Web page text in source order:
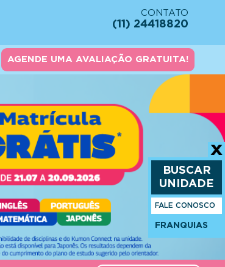
CONTATO
(11) 24418820
AGENDE UMA AVALIAÇÃO GRATUITA!
BUSCAR
UNIDADE
FALE CONOSCO
FRANQUIAS